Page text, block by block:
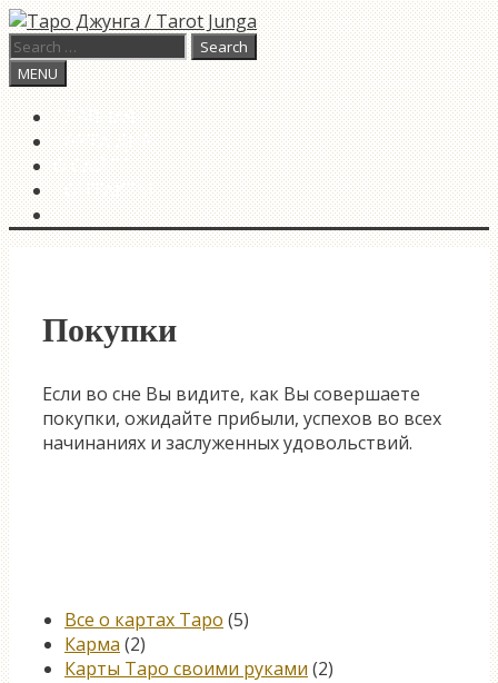
Skip
to
content
Search
for:
Search
MENU
ГЛАВНАЯ
КАРТА ДНЯ
О САЙТЕ
КОНТАКТЫ
SEARCH
Покупки
Если во сне Вы видите, как Вы совершаете
покупки, ожидайте прибыли, успехов во всех
начинаниях и заслуженных удовольствий.
Все о картах Таро (5)
Карма (2)
Карты Таро своими руками (2)